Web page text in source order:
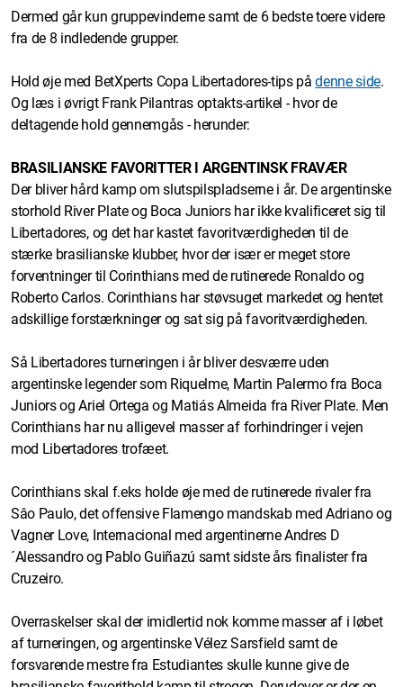
Dermed går kun gruppevinderne samt de 6 bedste toere videre
fra de 8 indledende grupper.
Hold øje med BetXperts Copa Libertadores-tips pådenne side.
Og læs i øvrigt Frank Pilantras optakts-artikel - hvor de
deltagende hold gennemgås - herunder:
BRASILIANSKE FAVORITTER I ARGENTINSK FRAVÆR
Der bliver hård kamp om slutspilspladserne i år. De argentinske
storhold River Plate og Boca Juniors har ikke kvalificeret sig til
Libertadores, og det har kastet favoritværdigheden til de
stærke brasilianske klubber, hvor der især er meget store
forventninger til Corinthians med de rutinerede Ronaldo og
Roberto Carlos. Corinthians har støvsuget markedet og hentet
adskillige forstærkninger og sat sig på favoritværdigheden.
Så Libertadores turneringen i år bliver desværre uden
argentinske legender som Riquelme, Martin Palermo fra Boca
Juniors og Ariel Ortega og Matiás Almeida fra River Plate. Men
Corinthians har nu alligevel masser af forhindringer i vejen
mod Libertadores trofæet.
Corinthians skal f.eks holde øje med de rutinerede rivaler fra
Sâo Paulo, det offensive Flamengo mandskab med Adriano og
Vagner Love, Internacional med argentinerne Andres D
´Alessandro og Pablo Guiñazú samt sidste års finalister fra
Cruzeiro.
Overraskelser skal der imidlertid nok komme masser af i løbet
af turneringen, og argentinske Vélez Sarsfield samt de
forsvarende mestre fra Estudiantes skulle kunne give de